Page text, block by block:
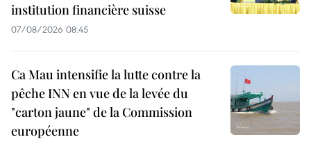
institution financière suisse
07/08/2026 08:45
Ca Mau intensifie la lutte contre la
pêche INN en vue de la levée du
"carton jaune" de la Commission
européenne